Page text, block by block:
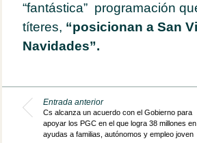
“fantástica” programación
títeres, “posicionan a San
Navidades”.
Entrada anterior
Cs alcanza un acuerdo con el Gobierno para
apoyar los PGC en el que logra 38 millones en
ayudas a familias, autónomos y empleo joven